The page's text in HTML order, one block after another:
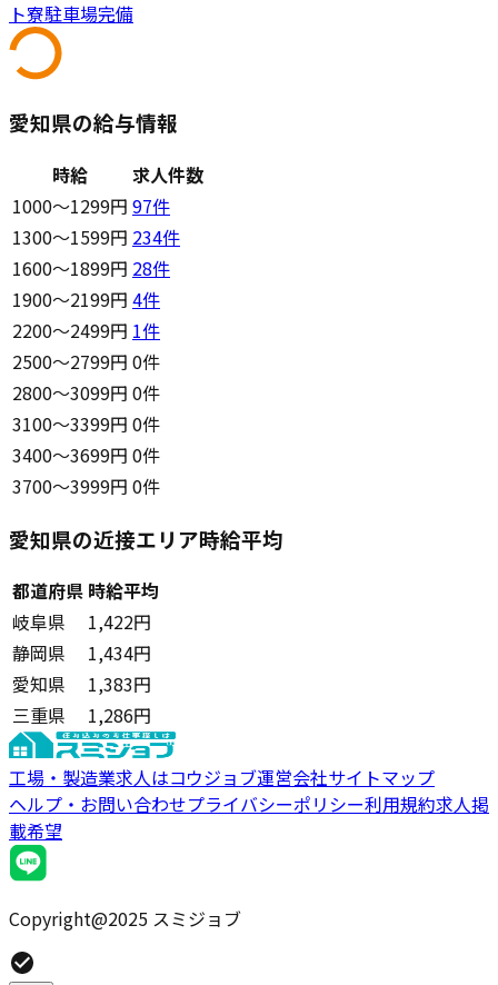
ト寮駐車場完備
愛知県の給与情報
時給
求人件数
1000〜1299円 97件
1300〜1599円 234件
1600〜1899円 28件
1900〜2199円 4件
2200〜2499円 1件
2500〜2799円 0件
2800〜3099円 0件
3100〜3399円 0件
3400〜3699円 0件
3700〜3999円 0件
愛知県の近接エリア時給平均
都道府県 時給平均
岐阜県
1,422円
静岡県
1,434円
愛知県
1,383円
三重県
1,286円
工場・製造業求人はコウジョブ運営会社サイトマップ
ヘルプ・お問い合わせプライバシーポリシー利用規約求人掲
載希望
Copyright@2025 スミジョブ